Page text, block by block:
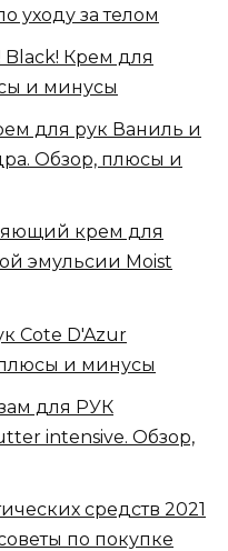
уходу за телом
Black! Крем для
и минусы
для рук Ваниль и
Обзор, плюсы и
крем для
эмульсии Moist
Cote D'Azur
и минусы
для РУК
intensive. Обзор,
средств 2021
по покупке